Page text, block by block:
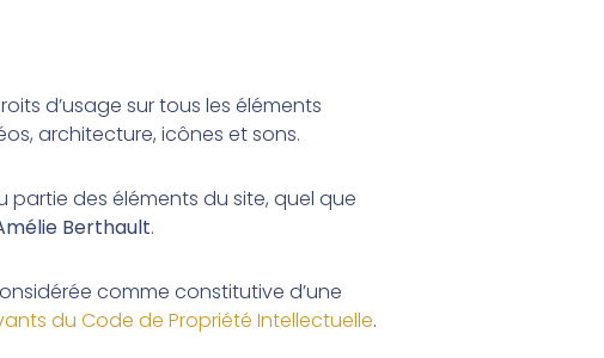
d’usage sur tous les éléments
architecture, icônes et sons.
des éléments du site, quel que
Berthault.
comme constitutive d’une
du Code de Propriété Intellectuelle.